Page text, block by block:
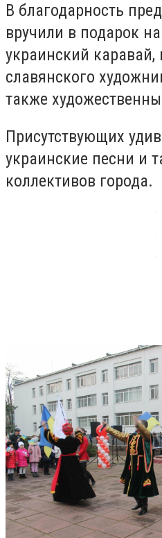
В благодарность
вручили в подарок
украинский каравай,
славянского
также
Присутствующих
украинские песни и
коллективов города.